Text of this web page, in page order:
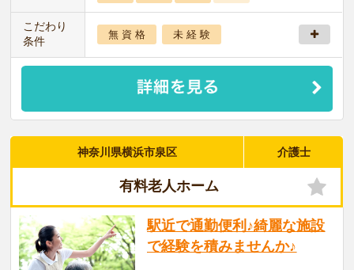
こだわり
条件
無 資 格 未 経 験
神奈川県横浜市泉区 介護士
有料老人ホーム
駅近で通勤便利♪綺麗な施設
で経験を積みませんか♪